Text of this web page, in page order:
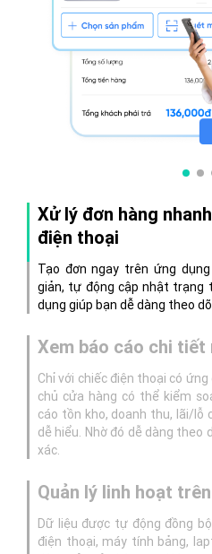
Xử lý đơn hàng
điện thoại
Tạo đơn ngay trên ứng
giản, tự động cập nhật trạng
dụng giúp bạn dễ dàng theo
Xem báo cáo chi tiết
Chỉ với chiếc điện thoại có
chủ cửa hàng có thể kiểm
cáo tồn kho, doanh thu, lãi/lỗ
dễ hiểu. Nhờ đó dễ dàng theo
xác.
Quản lý linh hoạt
Dữ liệu được tự động đồng
điện thoại, máy tính bảng,